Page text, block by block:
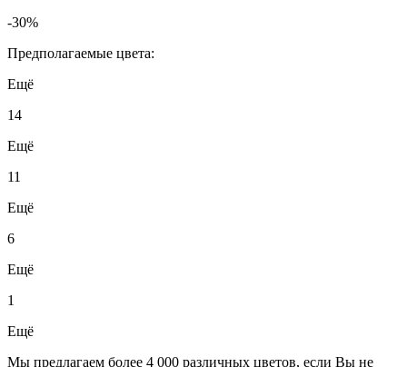
-30%
Предполагаемые цвета:
Ещё
14
Ещё
11
Ещё
6
Ещё
1
Ещё
Мы предлагаем более 4 000 различных цветов, если Вы не